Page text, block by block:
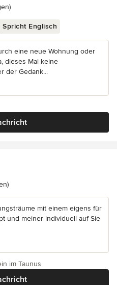
von 5 Sternen
Spricht Englisch
eine neue Wohnung oder
dieses Mal keine
der Gedank...
von 5 Sternen
mit einem eigens für
und meiner individuell auf Sie
im Taunus